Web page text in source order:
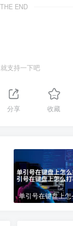
THE END
支持一下吧
分享 收藏